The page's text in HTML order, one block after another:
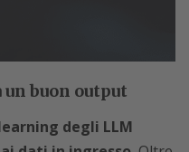
buon output
degli LLM